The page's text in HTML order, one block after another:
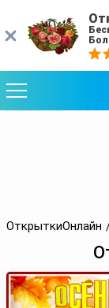
ОткрыткиОнлайн